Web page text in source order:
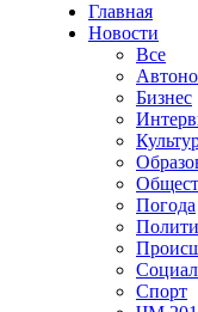
Главная
Новости
Все
Бизнес
Погода
Спорт